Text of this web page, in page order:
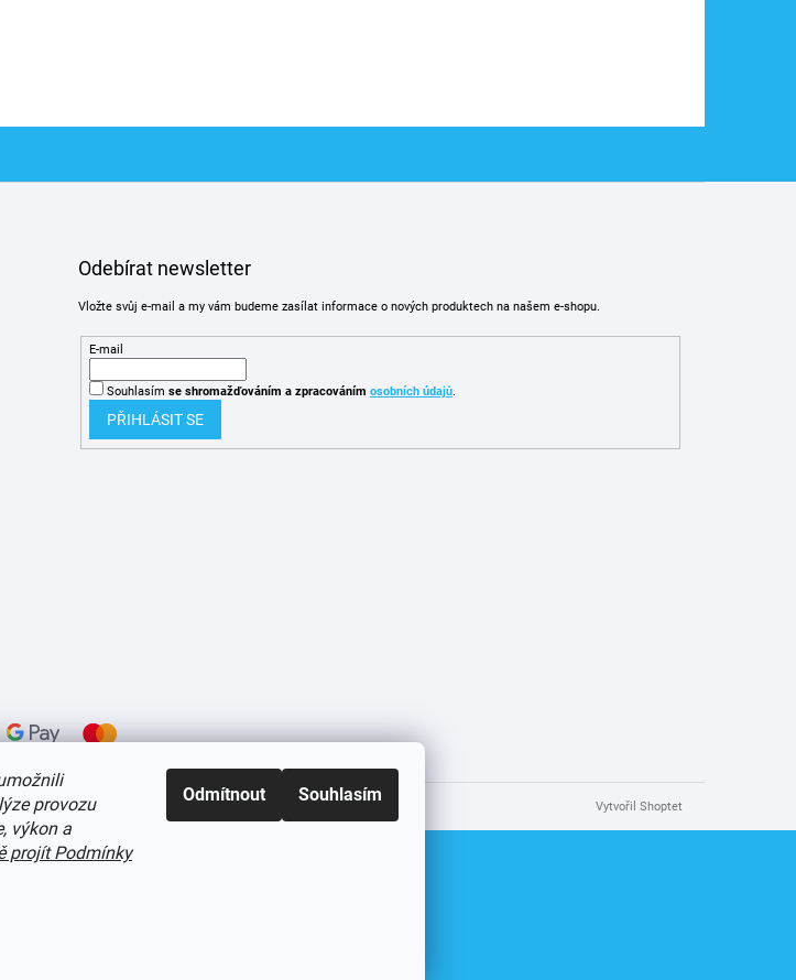
provozu
výkon a
projít Podmínky
Odmítnout Souhlasím
Odebírat newsletter
Vložte svůj e-mail a my vám budeme zasílat informace o nových produktech na našem e-shopu.
E-mail
Souhlasím se shromažďováním a zpracováním osobních údajů.
PŘIHLÁSIT SE
Vytvořil Shoptet